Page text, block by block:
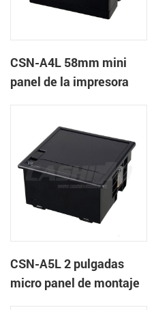
CSN-A4L 58mm mini
panel de la impresora
CSN-A5L 2 pulgadas
micro panel de montaje